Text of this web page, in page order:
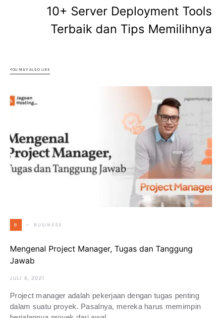
10+ Server Deployment Tools
Terbaik dan Tips Memilihnya
YOU MAY ALSO LIKE
B BUSINESS
Mengenal Project Manager, Tugas dan Tanggung
Jawab
JULI 6, 2021
Project manager adalah pekerjaan dengan tugas penting
dalam suatu proyek. Pasalnya, mereka harus memimpin